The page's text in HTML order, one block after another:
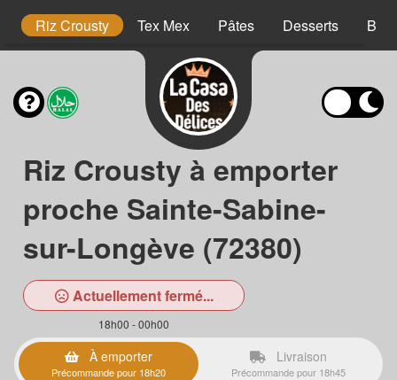
Riz Crousty Tex Mex Pâtes Desserts
Riz Crousty à emporter
proche Sainte-Sabine-
sur-Longève (72380)
Actuellement fermé...
18h00 - 00h00
À emporter
Précommande pour 18h20
Livraison
Précommande pour 18h45